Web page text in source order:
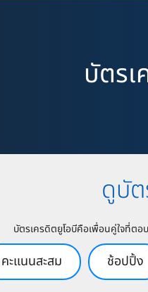
บัตร
ดูบั
บัตรเครดิตยูโอบีคือเพื่อนคู่ใจที่ต
คะแนนสะสม ช้อปปิ้ง